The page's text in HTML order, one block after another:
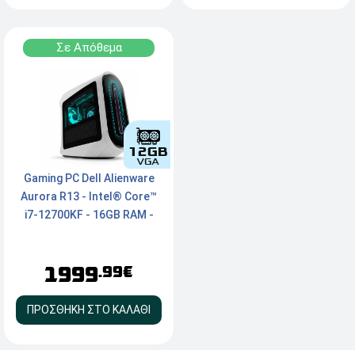
Σε Απόθεμα
Gaming PC Dell Alienware
Aurora R13 - Intel® Core™
i7-12700KF - 16GB RAM -
WiFi, 2xType-C - Windows 11
1999.99€
ΠΡΟΣΘΗΚΗ ΣΤΟ ΚΑΛΑΘΙ